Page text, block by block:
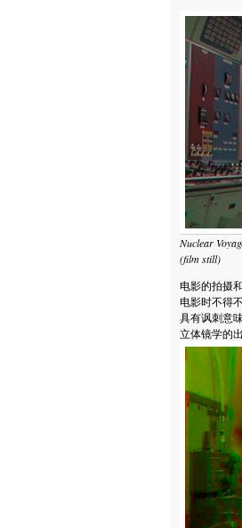
Nuclear
(film still)
电影的拍摄
电影时不得
具有讽刺意
立体镜学的